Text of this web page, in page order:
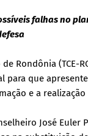
falhas no
Rondônia
para que
e a
José Euler